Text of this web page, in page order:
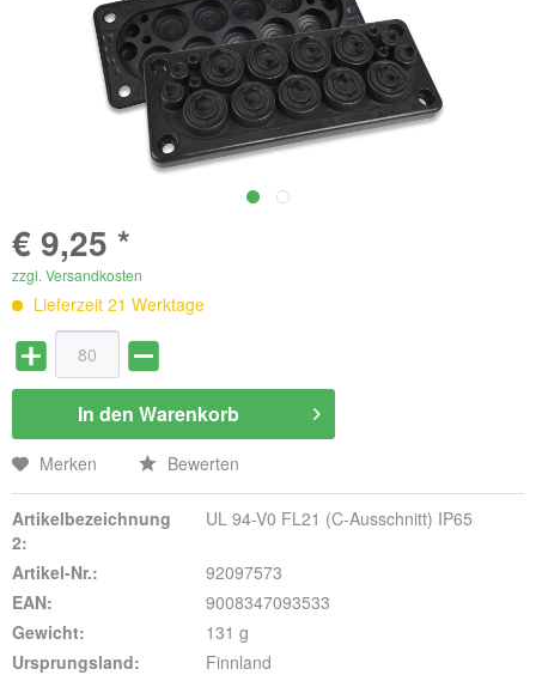
€ 9,25 *
zzgl. Versandkosten
Lieferzeit 21 Werktage
In den Warenkorb
Merken Bewerten
Artikelbezeichnung
2:
UL 94-V0 FL21 (C-Ausschnitt) IP65
Artikel-Nr.:
92097573
EAN:
9008347093533
Gewicht:
131 g
Ursprungsland:
Finnland